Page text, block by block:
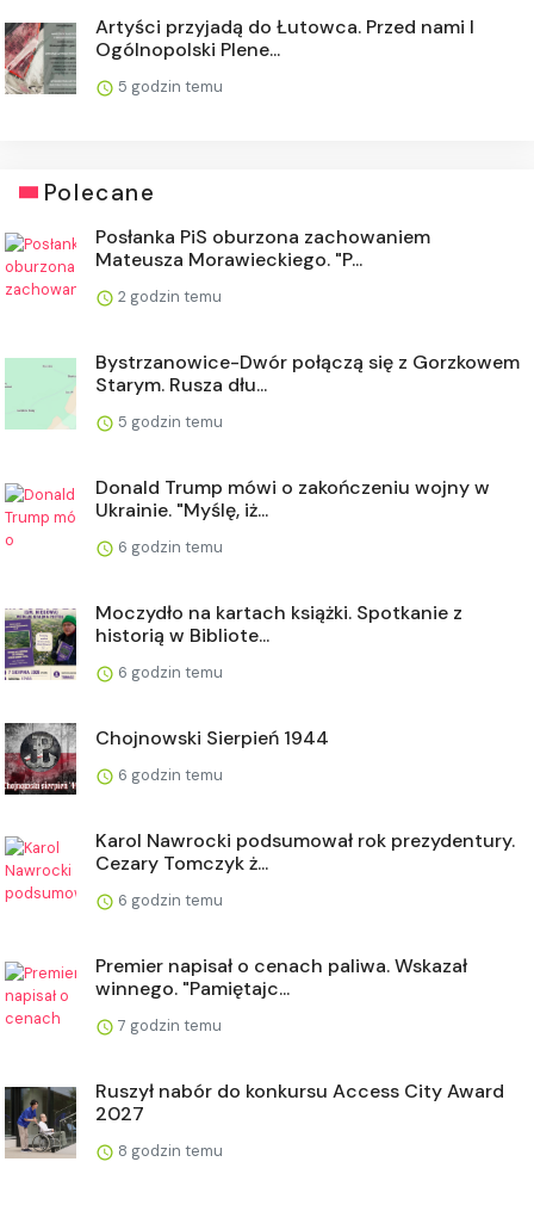
Artyści przyjadą do Łutowca. Przed nami I
Ogólnopolski Plene...
5 godzin temu
Polecane
Posłanka PiS oburzona zachowaniem
Mateusza Morawieckiego. "P...
2 godzin temu
Bystrzanowice-Dwór połączą się z Gorzkowem
Starym. Rusza dłu...
5 godzin temu
Donald Trump mówi o zakończeniu wojny w
Ukrainie. "Myślę, iż...
6 godzin temu
Moczydło na kartach książki. Spotkanie z
historią w Bibliote...
6 godzin temu
Chojnowski Sierpień 1944
6 godzin temu
Karol Nawrocki podsumował rok prezydentury.
Cezary Tomczyk ż...
6 godzin temu
Premier napisał o cenach paliwa. Wskazał
winnego. "Pamiętajc...
7 godzin temu
Ruszył nabór do konkursu Access City Award
2027
8 godzin temu